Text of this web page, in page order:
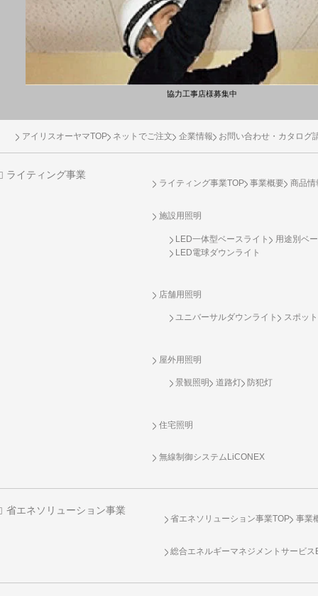
協力工事店様募集中
アイリスオーヤマTOP ネットでご注文 企業情報 お問い合わせ・カタログ
ライティング事業
ライティング事業TOP 事業概要 商品情
施設用照明
LED一体型ベースライト
用途別ベ
LED電球ダウンライト
店舗用照明
ユニバーサルダウンライト スポッ
屋外用照明
景観照明 道路灯 防犯灯
住宅照明
無線制御システム LiCONEX
省エネソリューション事業
省エネソリューション事業TOP 事業
総合エネルギーマネジメントサービ